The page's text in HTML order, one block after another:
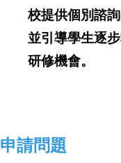
校提供個別諮
並引導學生逐
研修機會。
申請問題